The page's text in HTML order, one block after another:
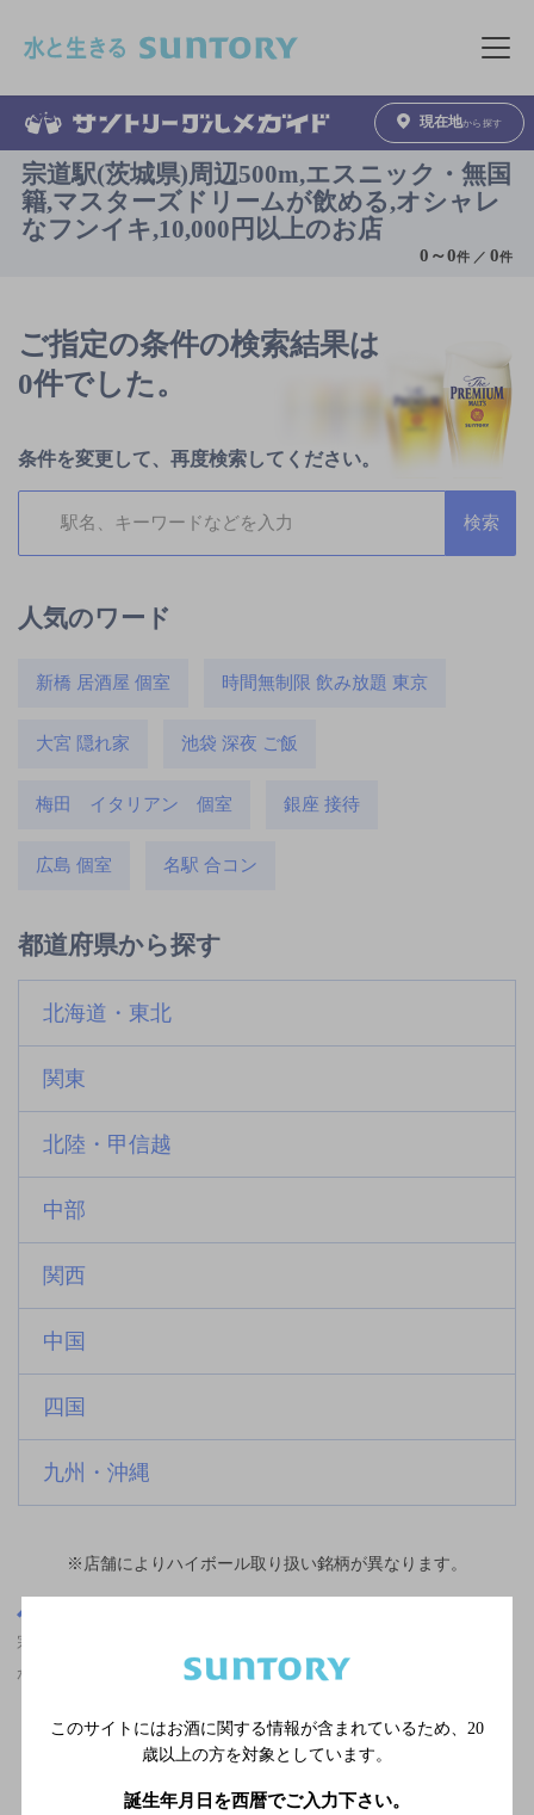
メニュ
現在地から探す
宗道駅(茨城県)周辺500m,エスニック・無国
籍,マスターズドリームが飲める,オシャレ
なフンイキ,10,000円以上のお店
0 ～0件 ／0件
ご指定の条件の検索結果は
0件でした。
条件を変更して、再度検索してください。
人気のワード
新橋 居酒屋 個室 時間無制限 飲み放題 東京
大宮 隠れ家 池袋 深夜 ご飯
梅田 イタリアン 個室 銀座 接待
広島 個室 名駅 合コン
都道府県から探す
北海道・東北
関東
北陸・甲信越
中部
関西
中国
四国
九州・沖縄
※店舗によりハイボール取り扱い銘柄が異なります。
宗道駅(茨城県)周辺500m,エスニック・無国籍,マスターズドリーム
が飲める,オシャレなフンイキ,10,000円以上のお店
関連ページ
このサイトにはお酒に関する情報が含まれているため、 20
歳以上の方を対象としています。
誕生年月日を西暦でご入力下さい。